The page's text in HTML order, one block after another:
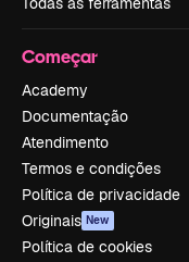
Começar
Academy
Documentação
Atendimento
Termos e condições
Política de privacidade
Originais New
Política de cookies